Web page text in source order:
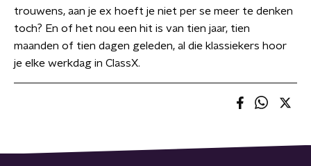
trouwens, aan je ex hoeft je niet per se meer te denken
toch? En of het nou een hit is van tien jaar, tien
maanden of tien dagen geleden, al die klassiekers hoor
je elke werkdag in ClassX.